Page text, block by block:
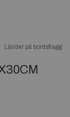
Länder på